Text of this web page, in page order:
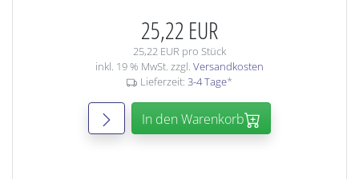
25,22 EUR
25,22 EUR pro Stück
inkl. 19 % MwSt. zzgl. Versandkosten
Lieferzeit: 3-4 Tage*
In den Warenkorb